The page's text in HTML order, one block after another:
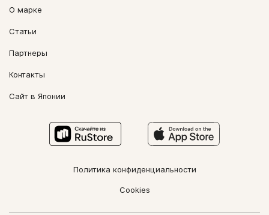
О марке
Статьи
Партнеры
Контакты
Сайт в Японии
Политика конфиденциальности
Cookies